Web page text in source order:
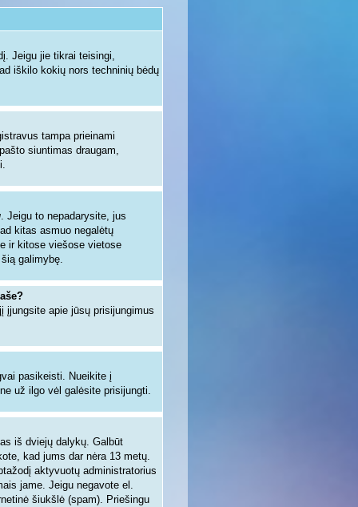
Jeigu jie tikrai teisingi,
iškilo kokių nors techninių bėdų
tampa prieinami
siuntimas draugam,
. Jeigu to nepadarysite, jus
kitas asmuo negalėtų
ir kitose viešose vietose
galimybę.
įjungsite apie jūsų prisijungimus
pasikeisti. Nueikite į
už ilgo vėl galėsite prisijungti.
iš dviejų dalykų. Galbūt
kad jums dar nėra 13 metų.
aktyvuotų administratorius
jame. Jeigu negavote el.
šiukšlė (spam). Priešingu